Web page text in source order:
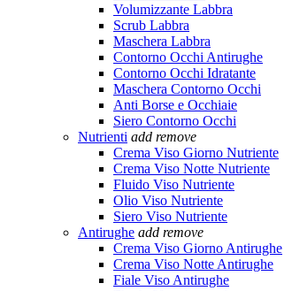
Volumizzante Labbra
Scrub Labbra
Maschera Labbra
Contorno Occhi Antirughe
Contorno Occhi Idratante
Maschera Contorno Occhi
Anti Borse e Occhiaie
Siero Contorno Occhi
Nutrienti add remove
Crema Viso Giorno Nutriente
Crema Viso Notte Nutriente
Fluido Viso Nutriente
Olio Viso Nutriente
Siero Viso Nutriente
Antirughe add remove
Crema Viso Giorno Antirughe
Crema Viso Notte Antirughe
Fiale Viso Antirughe